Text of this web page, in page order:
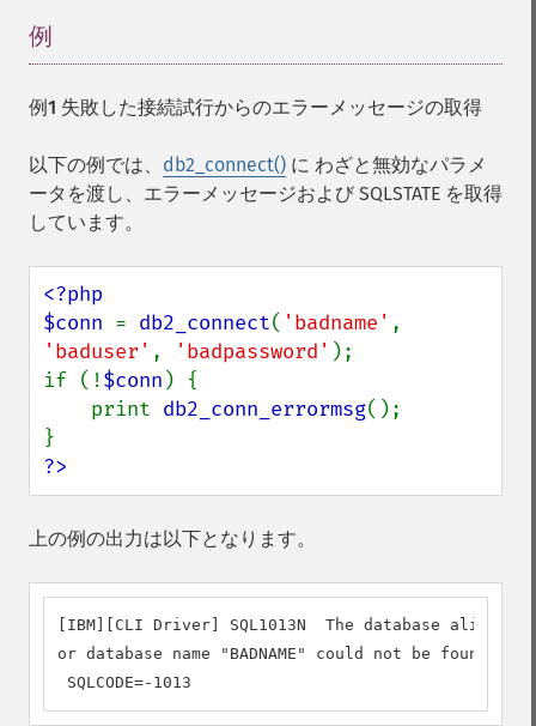
例
例1 失敗した接続試行からのエラーメッセージの取得
以下の例では、 db2_connect() に わざと無効なパラメ
ータを渡し、エラーメッセージおよび SQLSTATE を取得
しています。
<?php
$conn = db2_connect( 'badname'
'baduser' , 'badpassword' );
if (!$conn ) {
    print
db2_conn_errormsg();
?>
上の例の出力は以下となります。
[IBM][CLI Driver] SQL1013N  The database alias
or database name "BADNAME" could not be found.
SQLCODE=-1013